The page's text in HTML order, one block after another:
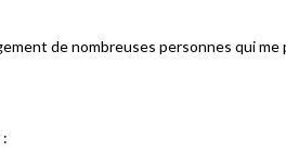
de nombreuses personnes qui me